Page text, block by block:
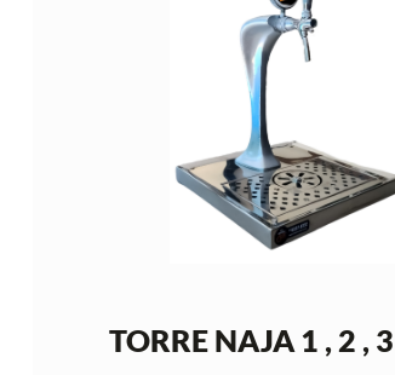
TORRE NAJA 1 , 2 ,